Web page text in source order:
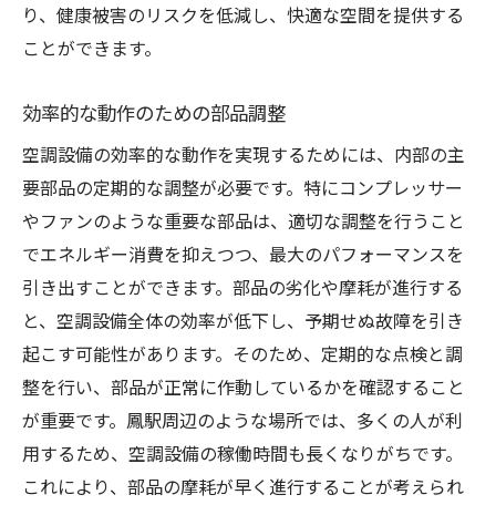
り、健康被害のリスクを低減し、快適な空間を提供する
ことができます。
効率的な動作のための部品調整
空調設備の効率的な動作を実現するためには、内部の主
要部品の定期的な調整が必要です。特にコンプレッサー
やファンのような重要な部品は、適切な調整を行うこと
でエネルギー消費を抑えつつ、最大のパフォーマンスを
引き出すことができます。部品の劣化や摩耗が進行する
と、空調設備全体の効率が低下し、予期せぬ故障を引き
起こす可能性があります。そのため、定期的な点検と調
整を行い、部品が正常に作動しているかを確認すること
が重要です。鳳駅周辺のような場所では、多くの人が利
用するため、空調設備の稼働時間も長くなりがちです。
これにより、部品の摩耗が早く進行することが考えられ